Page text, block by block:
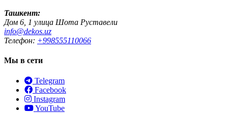
Ташкент:
Дом 6, 1 улица Шота Руставели
info@dekos.uz
Телефон: +998555110066
Мы в сети
Telegram
Facebook
Instagram
YouTube